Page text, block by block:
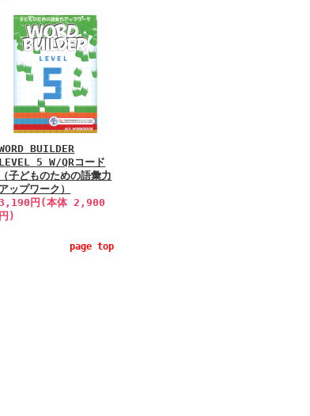
BUILDER
LEVEL 5 W/QRコード
（子どものための語彙力
アップワーク）
円(本体 2,900
円)
page top